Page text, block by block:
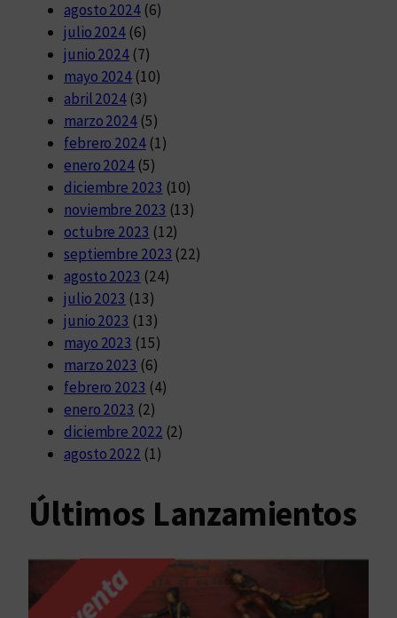
agosto 2024(6)
julio 2024 (6)
junio 2024 (7)
mayo 2024 (10)
abril 2024 (3)
marzo 2024 (5)
febrero 2024(1)
enero 2024 (5)
diciembre 2023 (10)
noviembre 2023 (13)
octubre 2023 (12)
septiembre 2023 (22)
agosto 2023 (24)
julio 2023 (13)
junio 2023 (13)
mayo 2023 (15)
marzo 2023 (6)
febrero 2023 (4)
enero 2023 (2)
diciembre 2022 (2)
agosto 2022 (1)
Últimos Lanzamientos